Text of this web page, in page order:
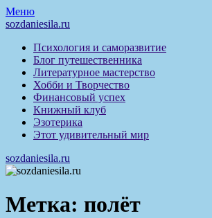
Перейти
к
Меню
sozdaniesila.ru
Психология и саморазвитие
Блог путешественника
Литературное мастерство
Хобби и Творчество
Финансовый успех
Книжный клуб
Эзотерика
Этот удивительный мир
sozdaniesila.ru
Метка: полёт